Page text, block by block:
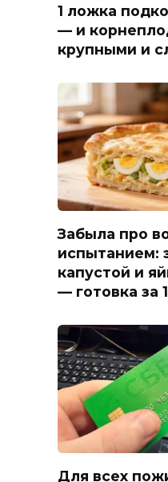
1 ложка
— и
крупными и
Забыла про
испытанием:
капустой и
— готовка за
Для всех